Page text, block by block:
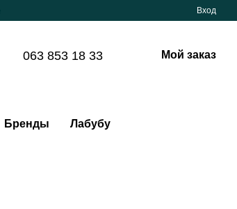
Вход
063 853 18 33 Мой заказ
Бренды Лабубу